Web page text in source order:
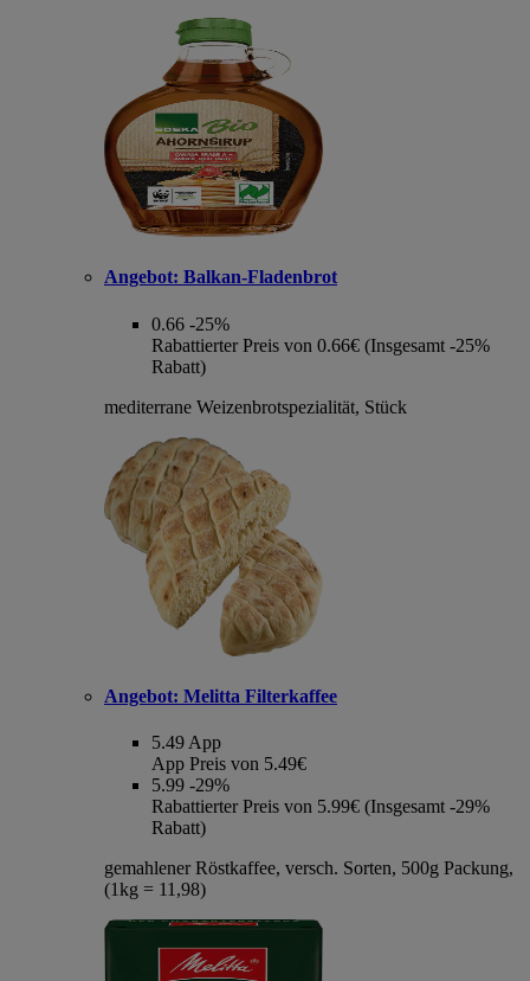
Angebot: Balkan-Fladenbrot
0.66 -25%
Rabattierter Preis von 0.66€ (Insgesamt -25%
Rabatt)
mediterrane Weizenbrotspezialität, Stück
Angebot: Melitta Filterkaffee
5.49 App
App Preis von 5.49€
5.99 -29%
Rabattierter Preis von 5.99€ (Insgesamt -29%
Rabatt)
gemahlener Röstkaffee, versch. Sorten, 500g Packung,
(1kg = 11,98)